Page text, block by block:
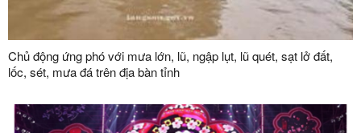
Chủ động ứng phó với mưa lớn, lũ, ngập lụt, lũ quét, sạt lở đất,
lốc, sét, mưa đá trên địa bàn tỉnh